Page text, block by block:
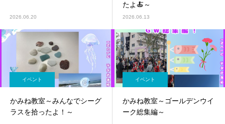
2026.06.20
たよ🍝～
2026.06.13
イベント
かみね教室～みんなでシーグ
ラスを拾ったよ！～
イベント
かみね教室～ゴールデンウイ
ーク総集編～